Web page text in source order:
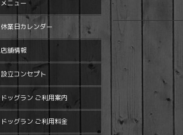
メニュー
休業日カレンダー
店舗情報
設立コンセプト
ドッグラン ご利用案内
ドッグラン ご利用料金